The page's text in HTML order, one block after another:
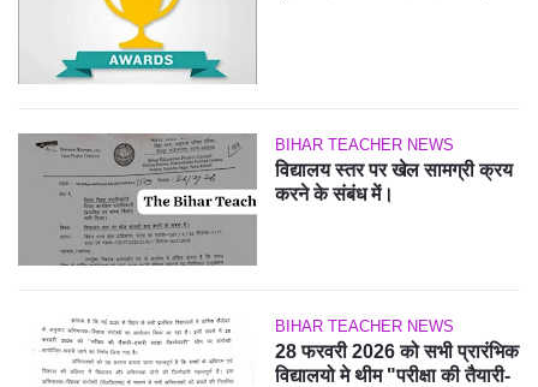
BIHAR TEACHER NEWS
विद्यालय स्तर पर खेल सामग्री क्रय
करने के संबंध में।
BIHAR TEACHER NEWS
28 फरवरी 2026 को सभी प्रारंभिक
विद्यालयो मे थीम "परीक्षा की तैयारी-